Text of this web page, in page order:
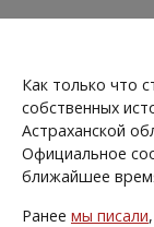
Как только что
собственных
Астраханской
Официальное
ближайшее
Ранее мы писали